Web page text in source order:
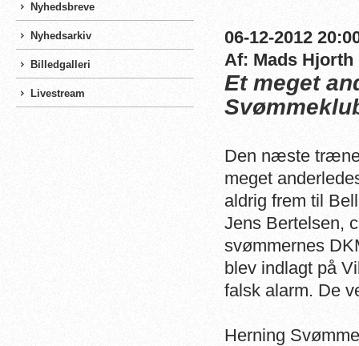
Nyhedsbreve
Nyhedsarkiv
Billedgalleri
Livestream
06-12-2012
Af: Mads Hjorth
Et meget
Den næste
meget
aldrig frem til
Jens Bertelsen,
svømmernes
blev indlagt på
falsk alarm. De
Herning